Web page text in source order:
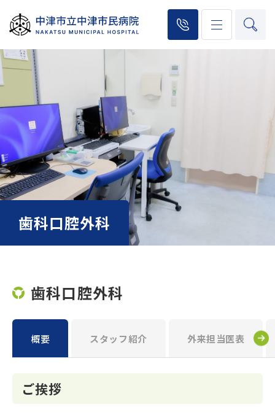
歯科口腔外科
歯科口腔外科
概要 スタッフ紹介 外来担当医表
ご挨拶